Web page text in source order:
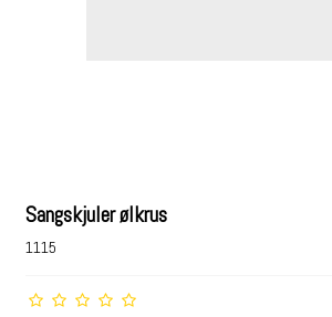
Sangskjuler ølkrus
1115